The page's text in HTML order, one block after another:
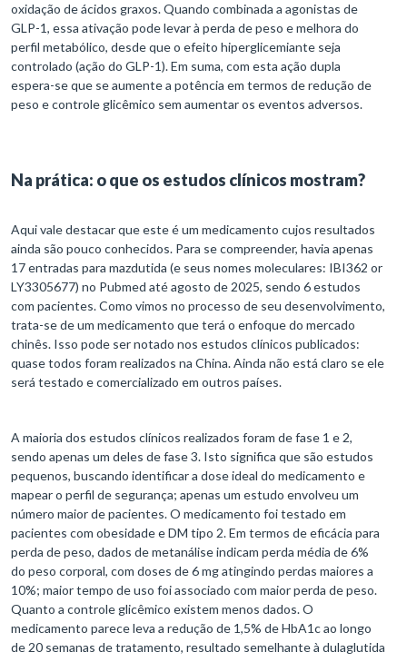
oxidação de ácidos graxos. Quando combinada a agonistas de
GLP-1, essa ativação pode levar à perda de peso e melhora do
perfil metabólico, desde que o efeito hiperglicemiante seja
controlado (ação do GLP-1). Em suma, com esta ação dupla
espera-se que se aumente a potência em termos de redução de
peso e controle glicêmico sem aumentar os eventos adversos.
Na prática: o que os estudos clínicos mostram?
Aqui vale destacar que este é um medicamento cujos resultados
ainda são pouco conhecidos. Para se compreender, havia apenas
17 entradas para mazdutida (e seus nomes moleculares: IBI362 or
LY3305677) no Pubmed até agosto de 2025, sendo 6 estudos
com pacientes. Como vimos no processo de seu desenvolvimento,
trata-se de um medicamento que terá o enfoque do mercado
chinês. Isso pode ser notado nos estudos clínicos publicados:
quase todos foram realizados na China. Ainda não está claro se ele
será testado e comercializado em outros países.
A maioria dos estudos clínicos realizados foram de fase 1 e 2,
sendo apenas um deles de fase 3. Isto significa que são estudos
pequenos, buscando identificar a dose ideal do medicamento e
mapear o perfil de segurança; apenas um estudo envolveu um
número maior de pacientes. O medicamento foi testado em
pacientes com obesidade e DM tipo 2. Em termos de eficácia para
perda de peso, dados de metanálise indicam perda média de 6%
do peso corporal, com doses de 6 mg atingindo perdas maiores a
10%; maior tempo de uso foi associado com maior perda de peso.
Quanto a controle glicêmico existem menos dados. O
medicamento parece leva a redução de 1,5% de HbA1c ao longo
de 20 semanas de tratamento, resultado semelhante à dulaglutida